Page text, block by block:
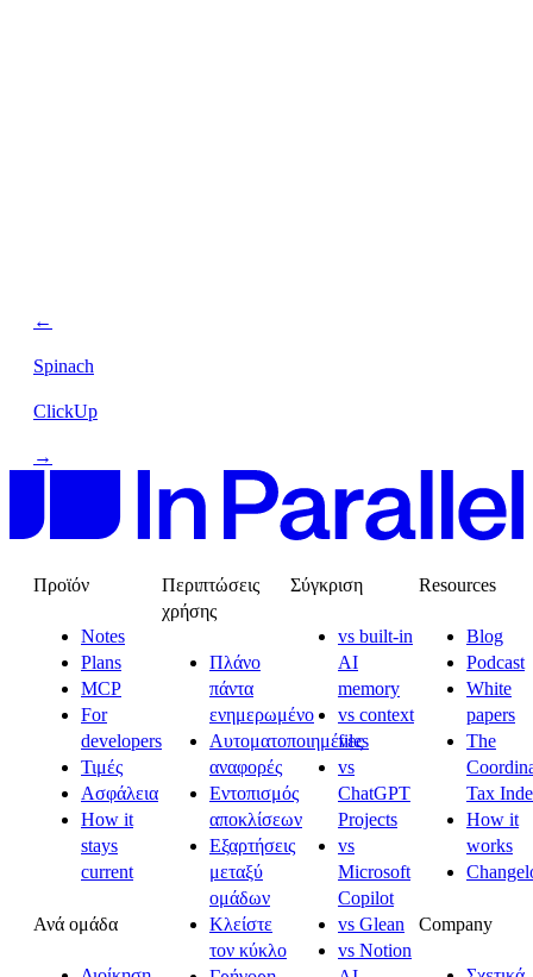
←
Spinach
ClickUp
→
Προϊόν
Notes
Plans
MCP
For
developers
Τιμές
Ασφάλεια
How it
stays
current
Ανά ομάδα
Περιπτώσεις
χρήσης
Πλάνο
πάντα
ενημερωμένο
Αυτοματοποιημένες
αναφορές
Εντοπισμός
αποκλίσεων
Εξαρτήσεις
μεταξύ
ομάδων
Κλείστε
τον κύκλο
Σύγκριση
vs built-in
AI
memory
vs context
files
vs
ChatGPT
Projects
vs
Microsoft
Copilot
vs Glean
vs Notion
Resources
Blog
Podcast
White
papers
The
Tax
How it
works
Company